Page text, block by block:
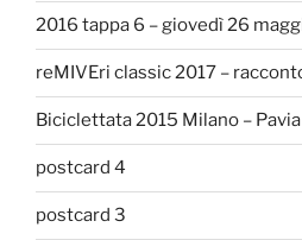
2016 tappa 6 – giovedì 26
reMIVEri classic 2017 –
Biciclettata 2015 Milano –
postcard 4
postcard 3